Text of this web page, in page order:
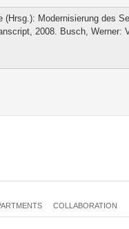
(Hrsg.): Modernisierung des
2008. Busch, Werner:
COLLABORATION